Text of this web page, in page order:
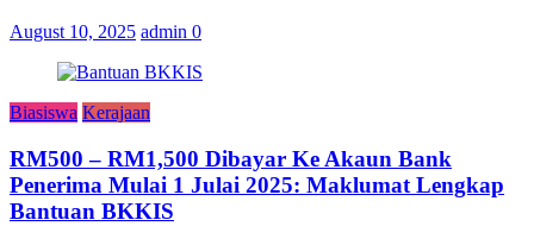
August 10, 2025 admin 0
Biasiswa Kerajaan
RM500 – RM1,500 Dibayar Ke Akaun Bank
Penerima Mulai 1 Julai 2025: Maklumat Lengkap
Bantuan BKKIS